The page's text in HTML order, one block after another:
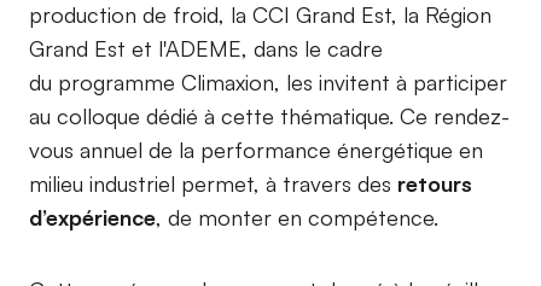
production de froid, la CCI Grand Est, la Région
Grand Est et l'ADEME, dans le cadre
du programme Climaxion, les invitent à participer
au colloque dédié à cette thématique. Ce rendez-
vous annuel de la performance énergétique en
milieu industriel permet, à travers des retours
d’expérience, de monter en compétence.